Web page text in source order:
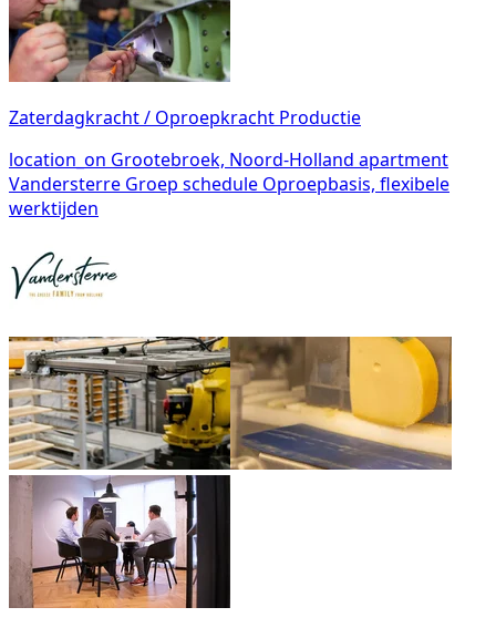
Zaterdagkracht / Oproepkracht Productie
location_on Grootebroek, Noord-Holland apartment
Vandersterre Groep schedule Oproepbasis, flexibele
werktijden